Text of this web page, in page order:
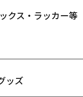
クス・ラッカー
ッズ